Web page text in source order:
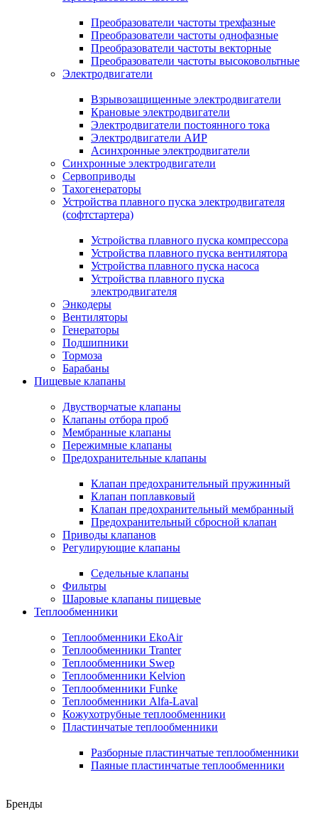
Преобразователи частоты трехфазные
Преобразователи частоты однофазные
Преобразователи частоты векторные
Преобразователи частоты высоковольтные
Электродвигатели
Взрывозащищенные электродвигатели
Крановые электродвигатели
Электродвигатели постоянного тока
Электродвигатели АИР
Асинхронные электродвигатели
Синхронные электродвигатели
Сервоприводы
Тахогенераторы
Устройства плавного пуска электродвигателя
(софтстартера)
Устройства плавного пуска компрессора
Устройства плавного пуска вентилятора
Устройства плавного пуска насоса
Устройства плавного пуска
электродвигателя
Энкодеры
Вентиляторы
Генераторы
Подшипники
Тормоза
Барабаны
Пищевые клапаны
Двустворчатые клапаны
Клапаны отбора проб
Мембранные клапаны
Пережимные клапаны
Предохранительные клапаны
Клапан предохранительный пружинный
Клапан поплавковый
Клапан предохранительный мембранный
Предохранительный сбросной клапан
Приводы клапанов
Регулирующие клапаны
Седельные клапаны
Фильтры
Шаровые клапаны пищевые
Теплообменники
Теплообменники EkoAir
Теплообменники Tranter
Теплообменники Swep
Теплообменники Kelvion
Теплообменники Funke
Теплообменники Alfa-Laval
Кожухотрубные теплообменники
Пластинчатые теплообменники
Разборные пластинчатые теплообменники
Паяные пластинчатые теплообменники
Бренды